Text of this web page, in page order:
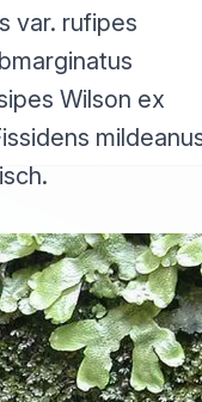
var. rufipes
Wilson ex